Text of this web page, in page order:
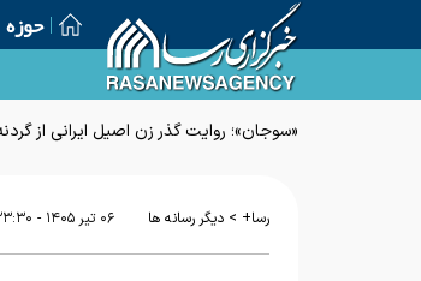
حوزه
«سوجان»؛ روایت گذر زن اصیل ایرانی از
رسا+ > دیگر رسانه ها ۰۶ تير ۱۴۰۵ - ۲۳:۳۰